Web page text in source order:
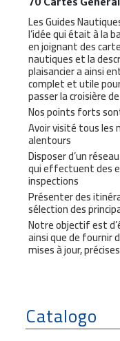
Les Guides
l’idée qui était à la
en joignant des
nautiques et la
plaisancier a ainsi
complet et utile
passer la croisière
Nos points forts
Avoir visité tous les
alentours
Disposer d’un
qui effectuent des
inspections
Présenter des
sélection des
Notre objectif est
ainsi que de fournir
mises à jour,
Catalogo